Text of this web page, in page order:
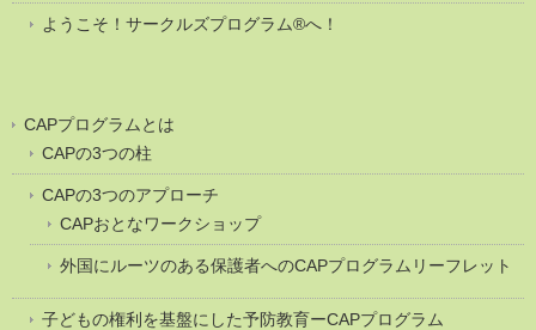
ようこそ！サークルズプログラム®へ！
CAPプログラムとは
CAPの3つの柱
CAPの3つのアプローチ
CAPおとなワークショップ
外国にルーツのある保護者へのCAPプログラムリーフレット
子どもの権利を基盤にした予防教育ーCAPプログラム